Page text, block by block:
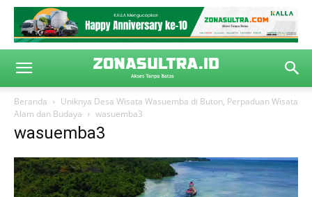
Beranda
Uniknya Desa Wisata Wasuemba di Buton, Perpaduan Wisata
Alam dan Budaya
wasuemba3
wasuemba3